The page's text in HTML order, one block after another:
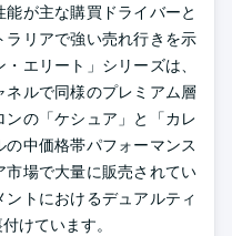
が主な購買ドライバーと
リアで強い売れ行きを示
エリート」シリーズは、
ルで同様のプレミアム層
の「ケシュア」と「カレ
の中価格帯パフォーマンス
場で大量に販売されてい
トにおけるデュアルティ
けています。